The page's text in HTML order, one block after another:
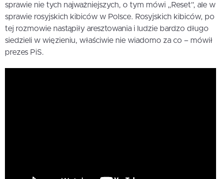
sprawie nie tych najważniejszych, o tym mówi „Reset”, ale w
sprawie rosyjskich kibiców w Polsce. Rosyjskich kibiców, po
tej rozmowie nastąpiły aresztowania i ludzie bardzo długo
siedzieli w więzieniu, właściwie nie wiadomo za co – mówił
prezes PiS.